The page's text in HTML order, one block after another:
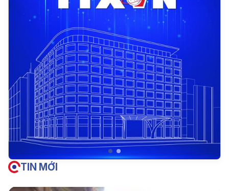
TIN MỚI